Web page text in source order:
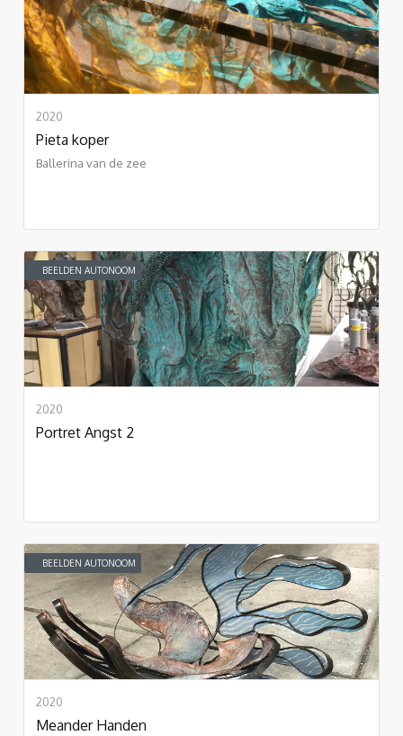
2020
Pieta koper
Ballerina van de zee
BEELDEN AUTONOOM
2020
Portret Angst 2
BEELDEN AUTONOOM
2020
Meander Handen